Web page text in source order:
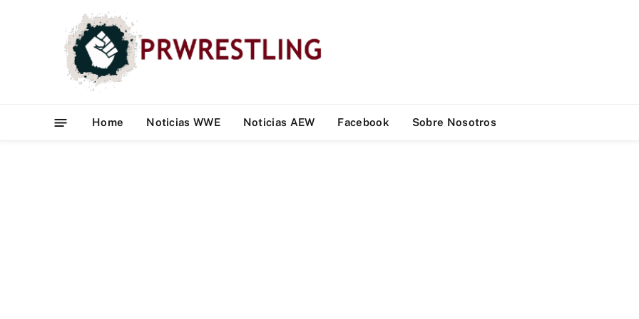
Home Noticias WWE Noticias AEW Facebook Sobre Nosotros